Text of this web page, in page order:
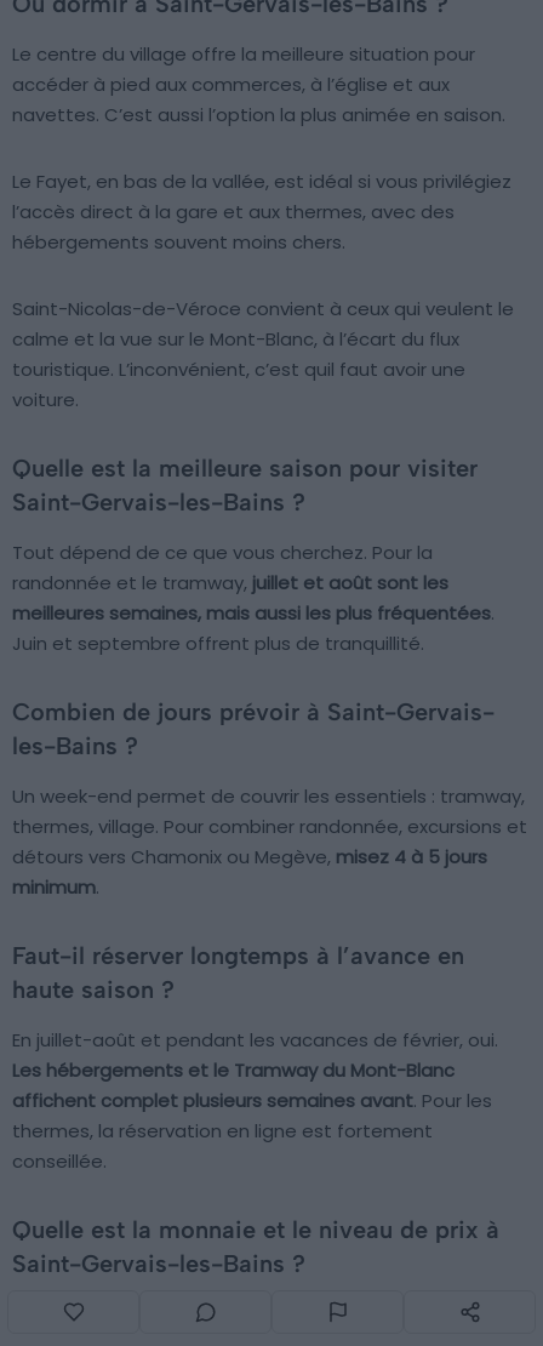
Le centre du village offre la meilleure situation pour
accéder à pied aux commerces, à l’église et aux
navettes. C’est aussi l’option la plus animée en saison.
Le Fayet, en bas de la vallée, est idéal si vous privilégiez
l’accès direct à la gare et aux thermes, avec des
hébergements souvent moins chers.
Saint-Nicolas-de-Véroce convient à ceux qui veulent le
calme et la vue sur le Mont-Blanc, à l’écart du flux
touristique. L’inconvénient, c’est quil faut avoir une
voiture.
Quelle est la meilleure saison pour visiter
Saint-Gervais-les-Bains ?
Tout dépend de ce que vous cherchez. Pour la
randonnée et le tramway, juillet et août sont les
meilleures semaines, mais aussi les plus fréquentées.
Juin et septembre offrent plus de tranquillité.
Combien de jours prévoir à Saint-Gervais-
les-Bains ?
Un week-end permet de couvrir les essentiels : tramway,
thermes, village. Pour combiner randonnée, excursions et
détours vers Chamonix ou Megève, misez 4 à 5 jours
minimum.
Faut-il réserver longtemps à l’avance en
haute saison ?
En juillet-août et pendant les vacances de février, oui.
Les hébergements et le Tramway du Mont-Blanc
affichent complet plusieurs semaines avant. Pour les
thermes, la réservation en ligne est fortement
conseillée.
Quelle est la monnaie et le niveau de prix à
Saint-Gervais-les-Bains ?
On est en France, donc en euros. Le niveau de prix est